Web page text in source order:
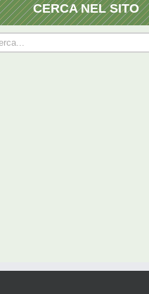
CERCA NEL SITO